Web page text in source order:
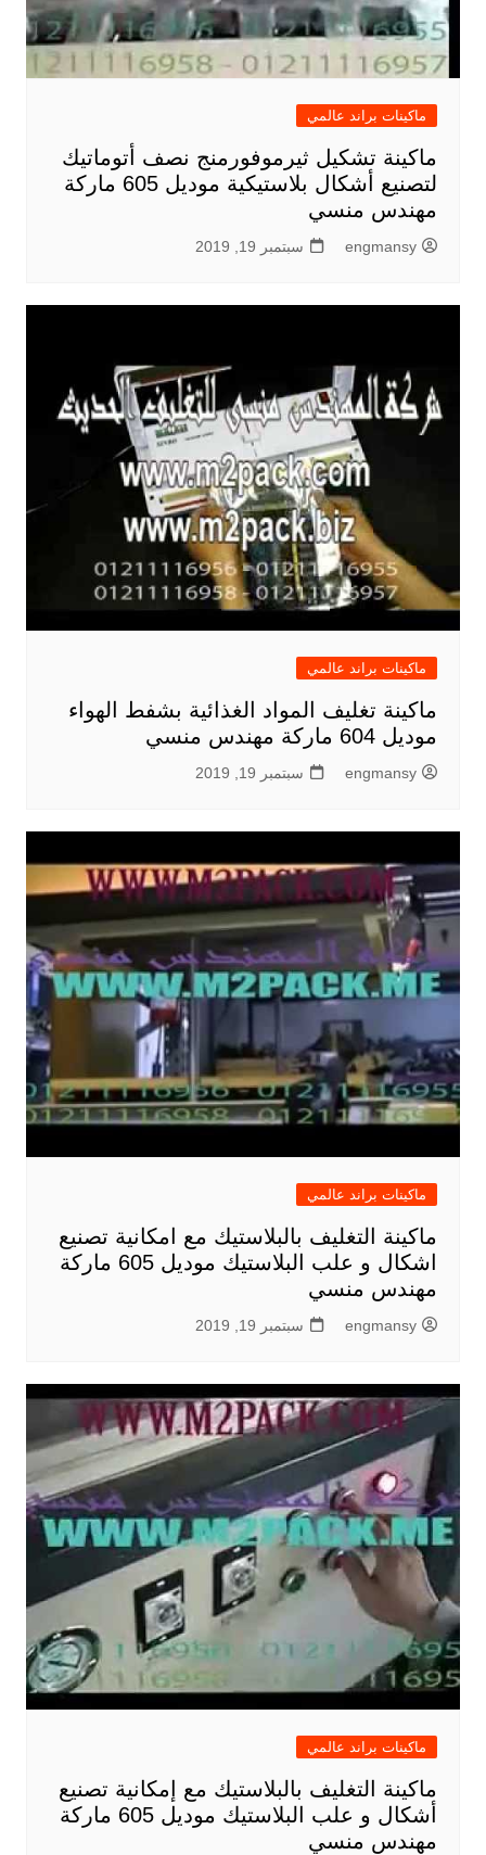
ماكينات براند عالمي
ماكينة تشكيل ثيرموفورمنج نصف أتوماتيك
لتصنيع أشكال بلاستيكية موديل 605 ماركة
مهندس منسي
engmansy سبتمبر 19, 2019
ماكينات براند عالمي
ماكينة تغليف المواد الغذائية بشفط الهواء
موديل 604 ماركة مهندس منسي
engmansy سبتمبر 19, 2019
ماكينات براند عالمي
ماكينة التغليف بالبلاستيك مع امكانية تصنيع
اشكال و علب البلاستيك موديل 605 ماركة
مهندس منسي
engmansy سبتمبر 19, 2019
ماكينات براند عالمي
ماكينة التغليف بالبلاستيك مع إمكانية تصنيع
أشكال و علب البلاستيك موديل 605 ماركة
مهندس منسي